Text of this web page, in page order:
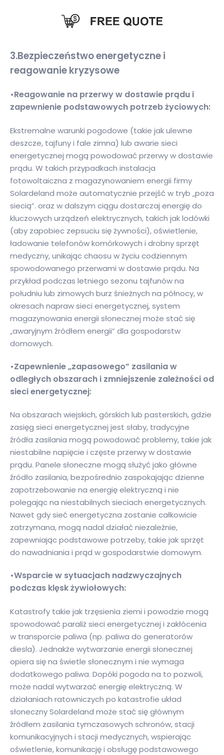
3.Bezpieczeństwo energetyczne i
reagowanie kryzysowe
•Reagowanie na przerwy w dostawie prądu i
zapewnienie podstawowych potrzeb życiowych:
Ekstremalne warunki pogodowe (takie jak ulewne
deszcze, tajfuny i fale zimna) lub awarie sieci
energetycznej mogą powodować przerwy w dostawie
prądu. W takich przypadkach instalacja
fotowoltaiczna z magazynowaniem energii firmy
Solardeland może automatycznie przejść w tryb „poza
siecią”. oraz w dalszym ciągu dostarczaj energię do
kluczowych urządzeń elektrycznych, takich jak lodówki
(aby zapobiec zepsuciu się żywności), oświetlenie,
ładowanie telefonów komórkowych i drobny sprzęt
medyczny, unikając chaosu w życiu codziennym
spowodowanego przerwami w dostawie prądu. Na
przykład podczas letniego sezonu tajfunów na
południu lub zimowych burz śnieżnych na północy, w
okresach napraw sieci energetycznej, system
magazynowania energii słonecznej może stać się
„awaryjnym źródłem energii” dla gospodarstw
domowych.
•Zapewnienie „zapasowego” zasilania w
odległych obszarach i zmniejszenie zależności od
sieci energetycznej:
Na obszarach wiejskich, górskich lub pasterskich, gdzie
zasięg sieci energetycznej jest słaby, tradycyjne
źródła zasilania mogą powodować problemy, takie jak
niestabilne napięcie i częste przerwy w dostawie
prądu. Panele słoneczne mogą służyć jako główne
źródło zasilania, bezpośrednio zaspokajając dzienne
zapotrzebowanie na energię elektryczną i nie
polegając na niestabilnych sieciach energetycznych.
Nawet gdy sieć energetyczna zostanie całkowicie
zatrzymana, mogą nadal działać niezależnie,
zapewniając podstawowe potrzeby, takie jak sprzęt
do nawadniania i prąd w gospodarstwie domowym.
•Wsparcie w sytuacjach nadzwyczajnych
podczas klęsk żywiołowych:
Katastrofy takie jak trzęsienia ziemi i powodzie mogą
spowodować paraliż sieci energetycznej i zakłócenia
w transporcie paliwa (np. paliwa do generatorów
diesla). Jednakże wytwarzanie energii słonecznej
opiera się na świetle słonecznym i nie wymaga
dodatkowego paliwa. Dopóki pogoda na to pozwoli,
może nadal wytwarzać energię elektryczną. W
działaniach ratowniczych po katastrofie układ
słoneczny Solardeland może stać się głównym
źródłem zasilania tymczasowych schronów, stacji
komunikacyjnych i stacji medycznych, wspierając
oświetlenie, komunikację i obsługę podstawowego